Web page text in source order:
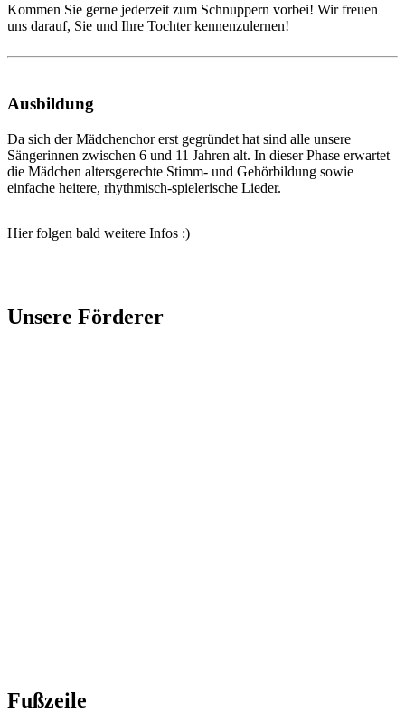
Kommen Sie gerne jederzeit zum Schnuppern vorbei! Wir freuen
uns darauf, Sie und Ihre Tochter kennenzulernen!
Ausbildung
Da sich der Mädchenchor erst gegründet hat sind alle unsere
Sängerinnen zwischen 6 und 11 Jahren alt. In dieser Phase erwartet
die Mädchen altersgerechte Stimm- und Gehörbildung sowie
einfache heitere, rhythmisch-spielerische Lieder.
Hier folgen bald weitere Infos :)
Unsere Förderer
Fußzeile